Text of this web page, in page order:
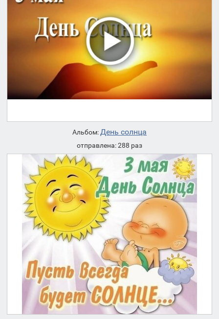
Альбом:День солнца
отправлена: 288 раз